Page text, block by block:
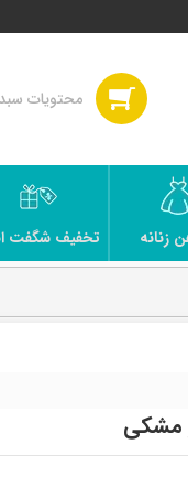
زنانه تخفیف شگفت
مشکی